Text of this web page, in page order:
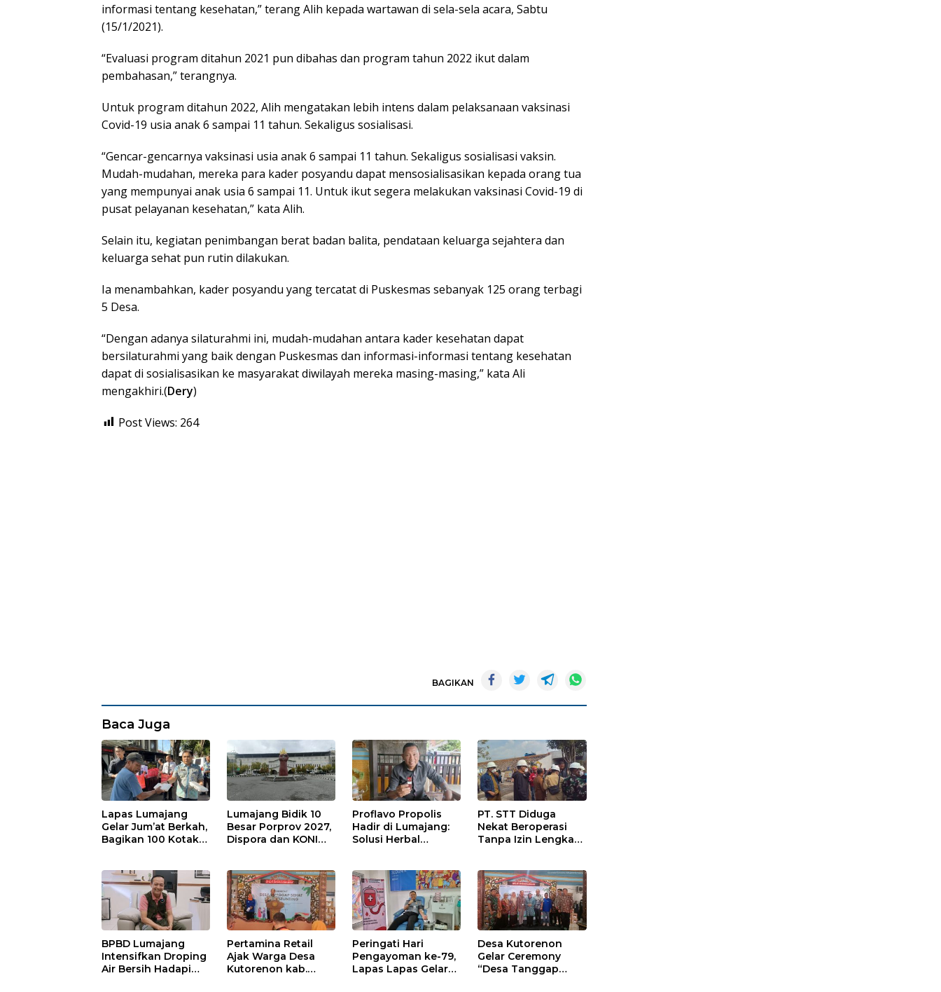
informasi tentang kesehatan,” terang Alih kepada wartawan di sela-sela acara, Sabtu
(15/1/2021).
“Evaluasi program ditahun 2021 pun dibahas dan program tahun 2022 ikut dalam
pembahasan,” terangnya.
Untuk program ditahun 2022, Alih mengatakan lebih intens dalam pelaksanaan vaksinasi
Covid-19 usia anak 6 sampai 11 tahun. Sekaligus sosialisasi.
“Gencar-gencarnya vaksinasi usia anak 6 sampai 11 tahun. Sekaligus sosialisasi vaksin.
Mudah-mudahan, mereka para kader posyandu dapat mensosialisasikan kepada orang tua
yang mempunyai anak usia 6 sampai 11. Untuk ikut segera melakukan vaksinasi Covid-19 di
pusat pelayanan kesehatan,” kata Alih.
Selain itu, kegiatan penimbangan berat badan balita, pendataan keluarga sejahtera dan
keluarga sehat pun rutin dilakukan.
Ia menambahkan, kader posyandu yang tercatat di Puskesmas sebanyak 125 orang terbagi
5 Desa.
“Dengan adanya silaturahmi ini, mudah-mudahan antara kader kesehatan dapat
bersilaturahmi yang baik dengan Puskesmas dan informasi-informasi tentang kesehatan
dapat di sosialisasikan ke masyarakat diwilayah mereka masing-masing,” kata Ali
mengakhiri.(Dery)
Post Views: 264
BAGIKAN
Baca Juga
Lapas Lumajang
Gelar Jum’at Berkah,
Bagikan 100 Kotak
Lumajang Bidik 10
Besar Porprov 2027,
Dispora dan KONI
Proflavo Propolis
Hadir di Lumajang:
Solusi Herbal
Kesehatan
Masyarakat
PT. STT Diduga
Nekat Beroperasi
Tanpa Izin Lengkap,
BPBD Lumajang
Intensifkan Droping
Air Bersih Hadapi
Pertamina Retail
Ajak Warga Desa
Kutorenon kab.
Peringati Hari
Pengayoman ke-79,
Lapas Lapas Gelar
Desa Kutorenon
Gelar Ceremony
“Desa Tanggap